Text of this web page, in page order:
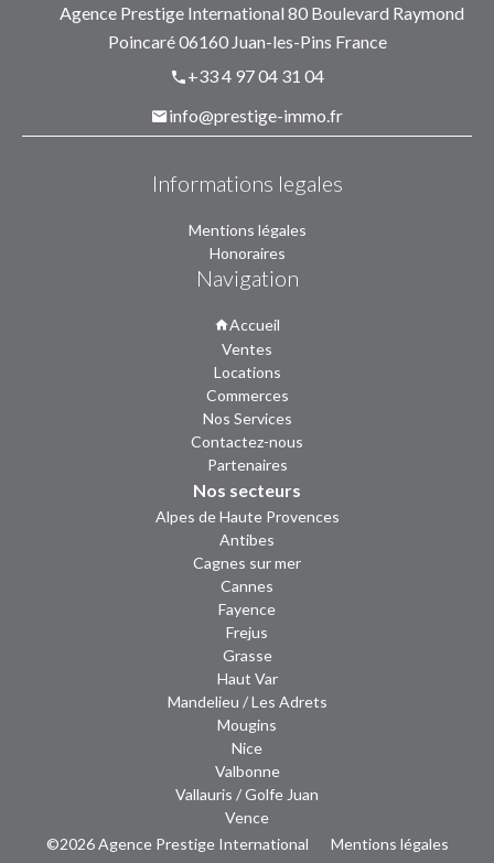
Agence Prestige International 80 Boulevard Raymond
Poincaré06160Juan-les-Pins France
+33 4 97 04 31 04
info@prestige-immo.fr
Informations legales
Mentions légales
Honoraires
Navigation
Accueil
Ventes
Locations
Commerces
Nos Services
Contactez-nous
Partenaires
Nos secteurs
Alpes de Haute Provences
Antibes
Cagnes sur mer
Cannes
Fayence
Frejus
Grasse
Haut Var
Mandelieu / Les Adrets
Mougins
Nice
Valbonne
Vallauris / Golfe Juan
Vence
©2026 Agence Prestige International
Mentions légales